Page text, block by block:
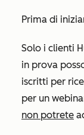
Prima di
Solo i clienti
in prova
iscritti per
per un
non potrete